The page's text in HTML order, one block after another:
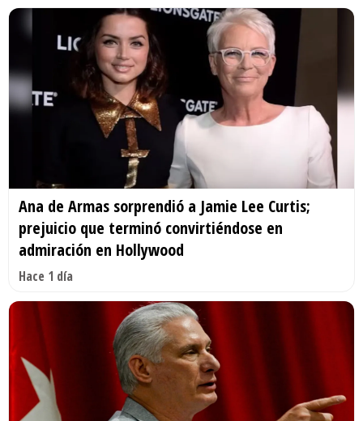
Ana de Armas sorprendió a Jamie Lee Curtis;
prejuicio que terminó convirtiéndose en
admiración en Hollywood
Hace 1 día